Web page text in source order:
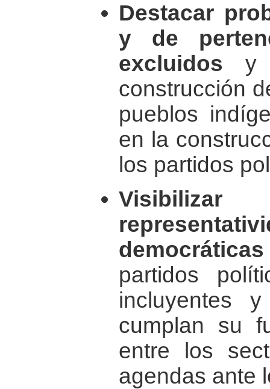
Destacar
y de
excluidos y
construcción
pueblos
en la
los partidos
democráticas
partidos
incluyentes
cumplan su
entre los
agendas ante